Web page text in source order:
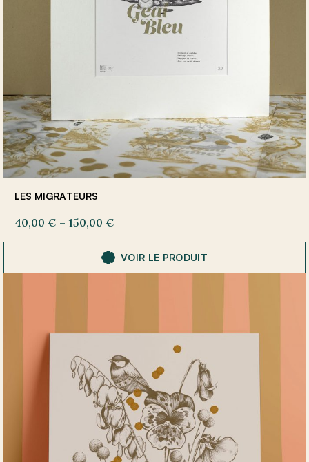
LES MIGRATEURS
40,00 € – 150,00 €
VOIR LE PRODUIT